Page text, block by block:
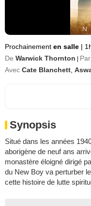
Prochainement en salle |
De Warwick Thornton Par
Avec Cate Blanchett
Synopsis
Situé dans les années
aborigène de neuf ans
monastère éloigné dirigé
du New Boy va perturber
cette histoire de lutte